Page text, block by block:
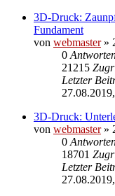
3D-Druck:
Fundament
von webmaster»
0
21215
Letzter
3D-Druck:
von webmaster»
0
18701
Letzter